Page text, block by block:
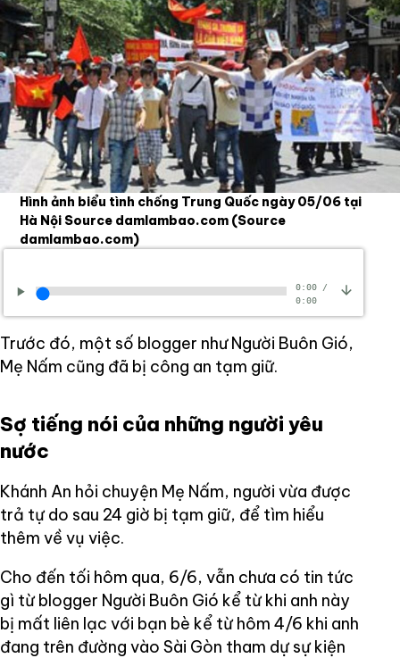
Hình ảnh biểu tình chống Trung Quốc ngày 05/06 tại
Hà Nội Source damlambao.com (Source
damlambao.com)
0:00/
0:00
Trước đó, một số blogger như Người Buôn Gió,
Mẹ Nấm cũng đã bị công an tạm giữ.
Sợ tiếng nói của những người yêu
nước
Khánh An hỏi chuyện Mẹ Nấm, người vừa được
trả tự do sau 24 giờ bị tạm giữ, để tìm hiểu
thêm về vụ việc.
Cho đến tối hôm qua, 6/6, vẫn chưa có tin tức
gì từ blogger Người Buôn Gió kể từ khi anh này
bị mất liên lạc với bạn bè kể từ hôm 4/6 khi anh
đang trên đường vào Sài Gòn tham dự sự kiện